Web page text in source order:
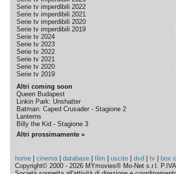
Serie tv imperdibili 2022
Serie tv imperdibili 2021
Serie tv imperdibili 2020
Serie tv imperdibili 2019
Serie tv 2024
Serie tv 2023
Serie tv 2022
Serie tv 2021
Serie tv 2020
Serie tv 2019
Altri coming soon
Queen Budapest
Linkin Park: Unshatter
Batman: Caped Crusader - Stagione 2
Lanterns
Billy the Kid - Stagione 3
Altri prossimamente »
home |cinema|database |film |uscite |dvd |tv box
Copyright© 2000 - 2026 MYmovies® Mo-Net s.r.l.